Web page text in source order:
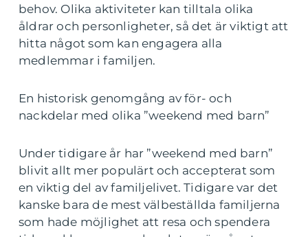
behov. Olika aktiviteter kan tilltala olika
åldrar och personligheter, så det är viktigt att
hitta något som kan engagera alla
medlemmar i familjen.
En historisk genomgång av för- och
nackdelar med olika ”weekend med barn”
Under tidigare år har ”weekend med barn”
blivit allt mer populärt och accepterat som
en viktig del av familjelivet. Tidigare var det
kanske bara de mest välbeställda familjerna
som hade möjlighet att resa och spendera